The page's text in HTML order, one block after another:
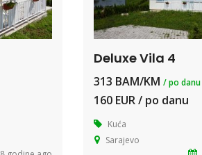
Deluxe Vila 4
313 BAM/KM / po danu
160 EUR / po danu
Kuća
Sarajevo